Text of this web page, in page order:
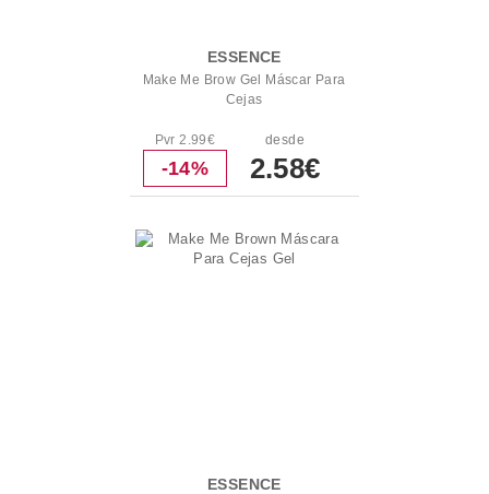
ESSENCE
Make Me Brow Gel Máscar Para
Cejas
Pvr 2.99€
-14%
desde
2.58€
ESSENCE